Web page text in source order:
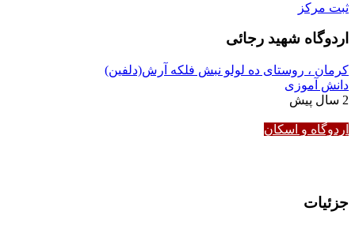
ثبت مرکز
اردوگاه شهید رجائی
کرمان ، روستای ده لولو نبش فلکه آرش(دلفین)
دانش آموزی
2 سال پیش
اردوگاه و اسکان
جزئیات